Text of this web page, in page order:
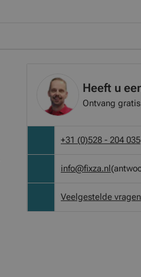
Heeft u
Ontvang
+31 (0)528 - 204 035
info@fixza.nl
Veelgestelde vragen